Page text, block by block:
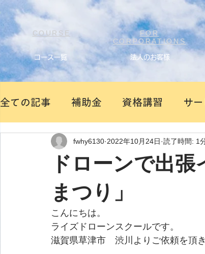
COURSE
FOR
CORPORATIONS
コース一覧 法人のお客様
全ての記事 補助金 資格講習 サ
新製品ドローン
ドローンで出
まつり」
fwhy6130 2022年10月24日 読了時間: 1
こんにちは。
ライズドローンスクールです。
滋賀県草津市　渋川よりご依頼を頂